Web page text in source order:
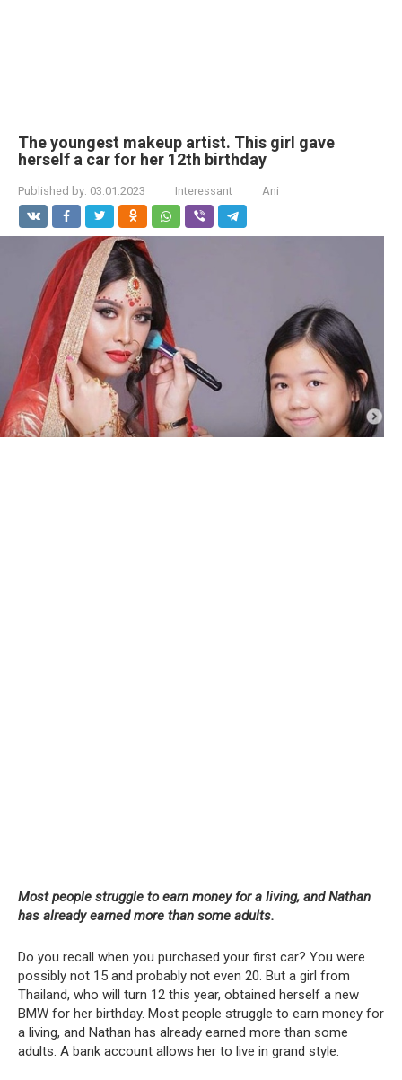
The youngest makeup artist. This girl gave
herself a car for her 12th birthday
Published by: 03.01.2023 Interessant Ani
Most people struggle to earn money for a living, and Nathan
has already earned more than some adults.
Do you recall when you purchased your first car? You were
possibly not 15 and probably not even 20. But a girl from
Thailand, who will turn 12 this year, obtained herself a new
BMW for her birthday. Most people struggle to earn money for
a living, and Nathan has already earned more than some
adults. A bank account allows her to live in grand style.